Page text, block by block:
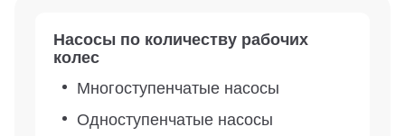
Насосы по количеству рабочих
колес
Многоступенчатые насосы
Одноступенчатые насосы